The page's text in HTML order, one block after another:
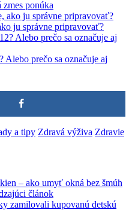
ponúka
ju správne pripravovať?
Alebo prečo sa označuje aj
a tipy Zdravá výživa Zdravie
– ako umyť okná bez šmúh
článok
zamilovali kupovanú detskú